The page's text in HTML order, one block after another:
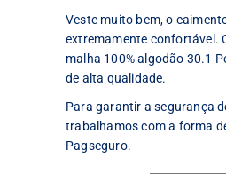
Veste muito bem, o
extremamente confortável.
malha 100% algodão 30.1
de alta qualidade.
Para garantir a segurança
trabalhamos com a forma
Pagseguro.